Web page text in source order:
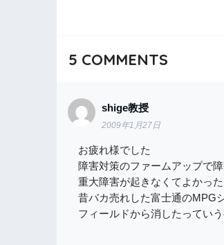
5 COMMENTS
shige教授
2009年1月27日
お疲れ様でした
障害対策のファームアップで
重大障害が起きなくてよかった
昔バカ売れした富士通のMPG
フィールドから消したってい